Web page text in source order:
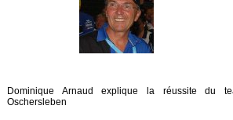
Dominique Arnaud explique la réussite du
Oschersleben